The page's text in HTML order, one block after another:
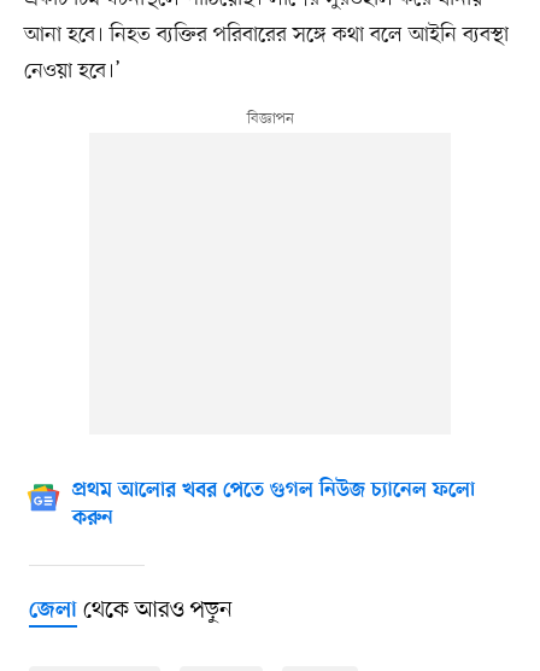
আনা হবে। নিহত ব্যক্তির পরিবারের সঙ্গে কথা বলে আইনি ব্যবস্থা
নেওয়া হবে।’
প্রথম আলোর খবর পেতে গুগল নিউজ চ্যানেল ফলো
করুন
জেলাথেকে আরও পড়ুন